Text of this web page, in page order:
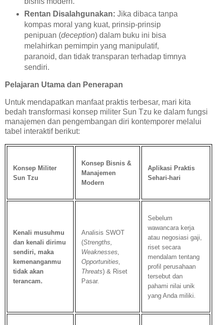
Rentan Disalahgunakan: Jika dibaca tanpa
kompas moral yang kuat, prinsip-prinsip
penipuan (deception) dalam buku ini bisa
melahirkan pemimpin yang manipulatif,
paranoid, dan tidak transparan terhadap timnya
sendiri.
Pelajaran Utama dan Penerapan
Untuk mendapatkan manfaat praktis terbesar, mari kita
bedah transformasi konsep militer Sun Tzu ke dalam fungsi
manajemen dan pengembangan diri kontemporer melalui
tabel interaktif berikut:
Konsep Militer
Sun Tzu
Konsep Bisnis &
Manajemen
Modern
Aplikasi Praktis
Sehari-hari
Kenali musuhmu
dan kenali dirimu
sendiri, maka
kemenanganmu
tidak akan
terancam.
Analisis SWOT
(Strengths,
Weaknesses,
Opportunities,
Threats) & Riset
Pasar.
Sebelum
wawancara kerja
atau negosiasi gaji,
riset secara
mendalam tentang
profil perusahaan
tersebut dan
pahami nilai unik
yang Anda miliki.